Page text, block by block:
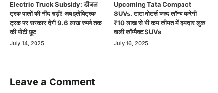
Electric Truck Subsidy: डीजल
ट्रक वालों की नींद उड़ी! अब इलेक्ट्रिक
ट्रक पर सरकार देगी 9.6 लाख रुपये तक
की मोटी छूट
July 14, 2025
Upcoming Tata Compact
SUVs: टाटा मोटर्स जल्द लॉन्च करेगी
₹10 लाख से भी कम कीमत में दमदार लुक
वाली कॉम्पैक्ट SUVs
July 16, 2025
Leave a Comment